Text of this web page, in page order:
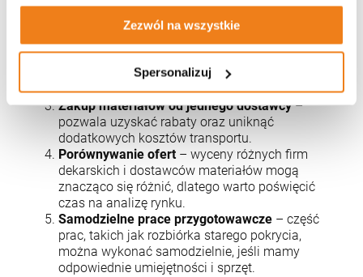
Zezwól na wszystkie
Spersonalizuj
robociźnie.
Wczesne planowanie– wcześniejsze
przygotowanie harmonogramu zakupu
materiałów umożliwia korzystanie z promocji i
zamówienia większych ilości w korzystniejszych
cenach.
Zakup materiałów od jednego dostawcy–
pozwala uzyskać rabaty oraz uniknąć
dodatkowych kosztów transportu.
Porównywanie ofert – wyceny różnych firm
dekarskich i dostawców materiałów mogą
znacząco się różnić, dlatego warto poświęcić
czas na analizę rynku.
Samodzielne prace przygotowawcze – część
prac, takich jak rozbiórka starego pokrycia,
można wykonać samodzielnie, jeśli mamy
odpowiednie umiejętności i sprzęt.